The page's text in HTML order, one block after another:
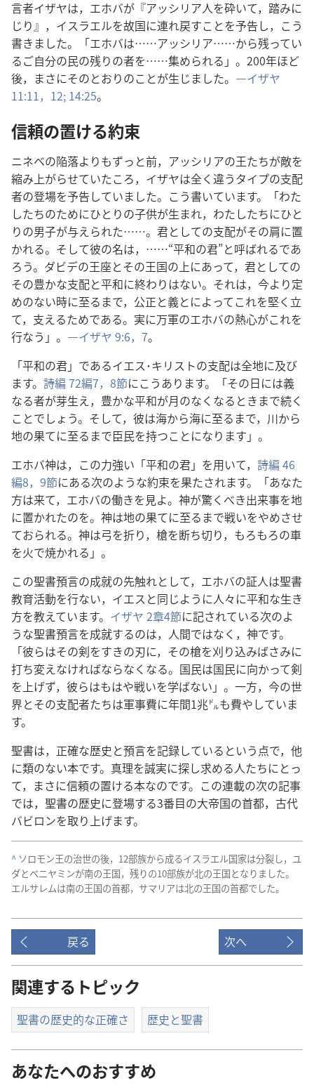
言者イザヤは，エホバが『アッシリア人を砕いて，踏みに
じり』，イスラエルを故国に連れ戻すことを予告し，こう
書きました。「エホバは……アッシリア……から残ってい
るご自分の民の残りの者を……集められる」。200年ほど
後，まさにそのとおりのことが生じました。―イザヤ
11:11，12; 14:25。
信頼の置ける約束
ニネベの陥落よりもずっと前，アッシリアの王たちが敵を
縮み上がらせていたころ，イザヤは全く違うタイプの支配
者の登場を予告していました。こう書いています。「わた
したちのためにひとりの子供が生まれ，わたしたちにひと
りの男子が与えられた……。君としての支配がその肩に置
かれる。そして彼の名は，……“平和の君”と呼ばれるであ
ろう。ダビデの王座とその王国の上にあって，君としての
その豊かな支配と平和に終わりはない。それは，今より定
めのない時に至るまで，公正と義とによってこれを堅く立
て，支えるためである。実に万軍のエホバの熱心がこれを
行なう」。―イザヤ 9:6，7。
「平和の君」であるイエス･キリストの支配は全地に及び
ます。 詩編 72編7，8節にこうあります。「その日には義
なる者が芽生え，豊かな平和が月のなくなるときまで続く
ことでしょう。そして，彼は海から海に至るまで，川から
地の果てに至るまで臣民を持つことになります」。
エホバ神は，この力強い「平和の君」を用いて， 詩編 46
編8，9節にある次のような約束を果たされます。「あなた
方は来て，エホバの働きを見よ。神が驚くべき出来事を地
に置かれたのを。神は地の果てに至るまで戦いをやめさせ
ておられる。神は弓を折り，槍を断ち切り，もろもろの車
を火で焼かれる」。
この聖書預言の成就の先触れとして，エホバの証人は聖書
教育活動を行ない，イエスと同じように人々に平和な生き
方を教えています。 イザヤ 2章4節に記されている次のよ
うな聖書預言を成就するのは，人間ではなく，神です。
「彼らはその剣をすきの刃に，その槍を刈り込みばさみに
打ち変えなければならなくなる。国民は国民に向かって剣
を上げず，彼らはもはや戦いを学ばない」。一方，今の世
界とその支配者たちは軍事費に年間1兆㌦も費やしていま
す。
聖書は，正確な歴史と預言を記録しているという点で，他
に類のない本です。真理を誠実に探し求める人たちにとっ
て，まさに信頼の置ける本なのです。この連載の次の記事
では，聖書の歴史に登場する3番目の大帝国の首都，古代
バビロンを取り上げます。
^ ソロモン王の治世の後，12部族から成るイスラエル国家は分裂し，ユ
ダとベニヤミンが南の王国，残りの10部族が北の王国となりました。
エルサレムは南の王国の首都，サマリアは北の王国の首都でした。
戻る 次へ
関連するトピック
聖書の歴史的な正確さ 歴史と聖書
あなたへのおすすめ